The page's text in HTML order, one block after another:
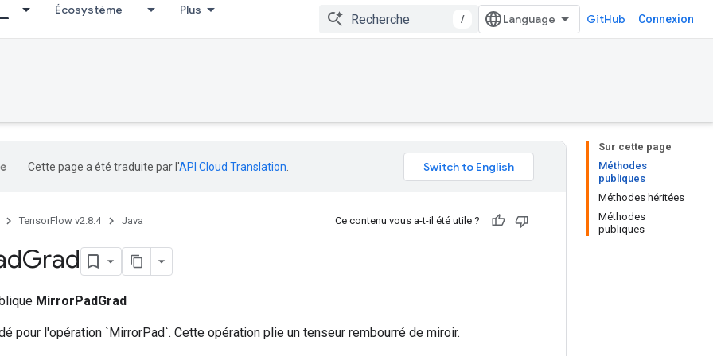
Écosystème Plus
/ GitHub Connexion
Sur cette page
Méthodes
publiques
Méthodes héritées
Méthodes
publiques
Cette page a été traduite par l'API Cloud Translation
TensorFlow v2.8.4 Java Ce contenu vous a-t-il été utile ?
Grad
MirrorPadGrad
pour l'opération `MirrorPad`. Cette opération plie un tenseur rembourré de miroir.